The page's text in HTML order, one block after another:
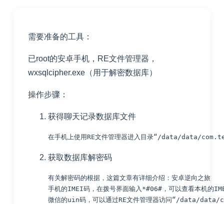
需要准备的工具：
已root的安卓手机，RE文件管理器，
wxsqlcipher.exe（用于解密数据库）
操作步骤：
获得聊天记录数据库文件
获取数据库解密码
有关解密码的根据，这篇文章有详细介绍：安卓逆向之旅
手机的IMEI码，在拨号界面输入*#06#，可以查看本机的
微信的uin码，可以通过RE文件管理器访问“/data/